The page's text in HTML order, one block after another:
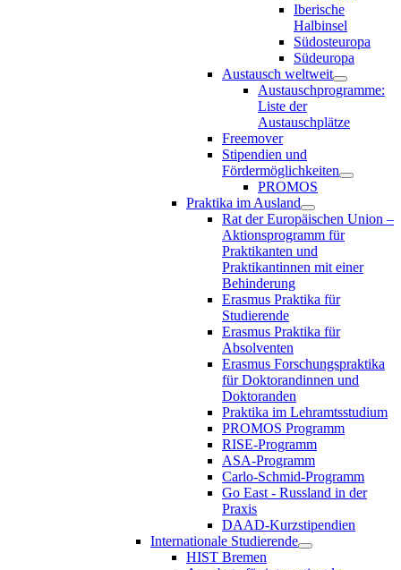
Iberische
Halbinsel
Südosteuropa
Südeuropa
Austausch weltweit
Austauschprogramme:
Liste der
Austauschplätze
Freemover
Stipendien und
Fördermöglichkeiten
PROMOS
Praktika im Ausland
Rat der Europäischen Union –
Aktionsprogramm für
Praktikanten und
Praktikantinnen mit einer
Behinderung
Erasmus Praktika für
Studierende
Erasmus Praktika für
Absolventen
Erasmus Forschungspraktika
für Doktorandinnen und
Doktoranden
Praktika im Lehramtsstudium
PROMOS Programm
RISE-Programm
ASA-Programm
Carlo-Schmid-Programm
Go East - Russland in der
Praxis
DAAD-Kurzstipendien
Internationale Studierende
HIST Bremen